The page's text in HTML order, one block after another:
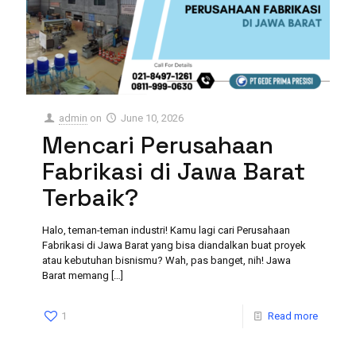
admin on June 10, 2026
Mencari Perusahaan
Fabrikasi di Jawa Barat
Terbaik?
Halo, teman-teman industri! Kamu lagi cari Perusahaan
Fabrikasi di Jawa Barat yang bisa diandalkan buat proyek
atau kebutuhan bisnismu? Wah, pas banget, nih! Jawa
Barat memang […]
1 Read more